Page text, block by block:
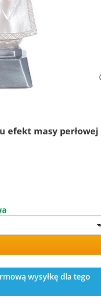
efekt masy perłowej
wysyłkę dla tego